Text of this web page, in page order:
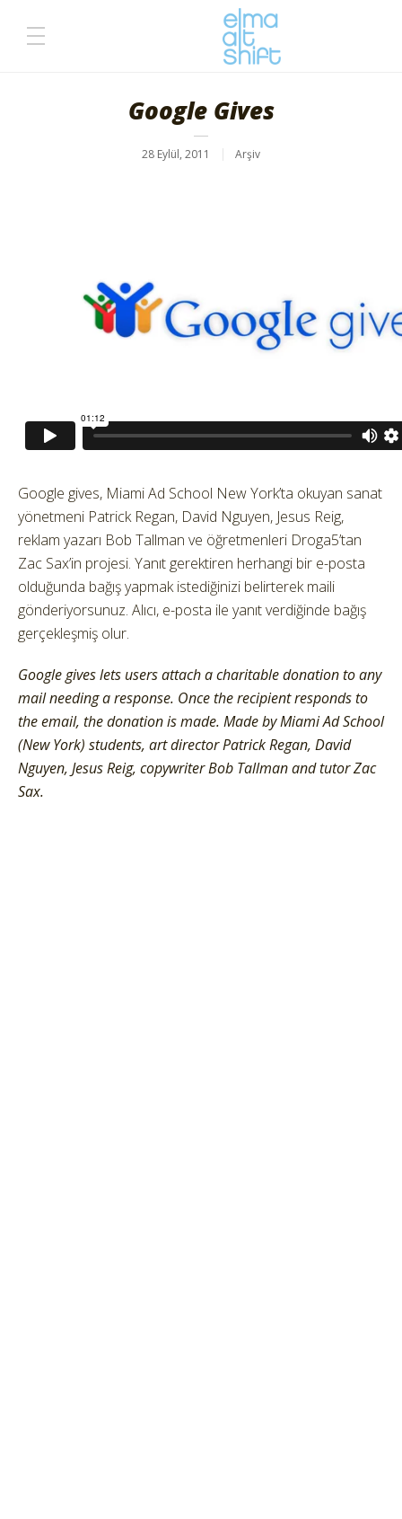
Google Gives
28 Eylül, 2011 Arşiv
Google gives, Miami Ad School New York’ta okuyan sanat
yönetmeni Patrick Regan, David Nguyen, Jesus Reig,
reklam yazarı Bob Tallman ve öğretmenleri Droga5’tan
Zac Sax’in projesi. Yanıt gerektiren herhangi bir e-posta
olduğunda bağış yapmak istediğinizi belirterek maili
gönderiyorsunuz. Alıcı, e-posta ile yanıt verdiğinde bağış
gerçekleşmiş olur.
Google gives lets users attach a charitable donation to any
mail needing a response. Once the recipient responds to
the email, the donation is made. Made by Miami Ad School
(New York) students, art director Patrick Regan, David
Nguyen, Jesus Reig, copywriter Bob Tallman and tutor Zac
Sax.